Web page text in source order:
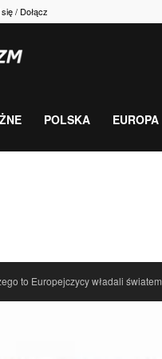
/ Dołącz
gospodarka,
POLSKA EUROPA
to Europejczycy władali światem